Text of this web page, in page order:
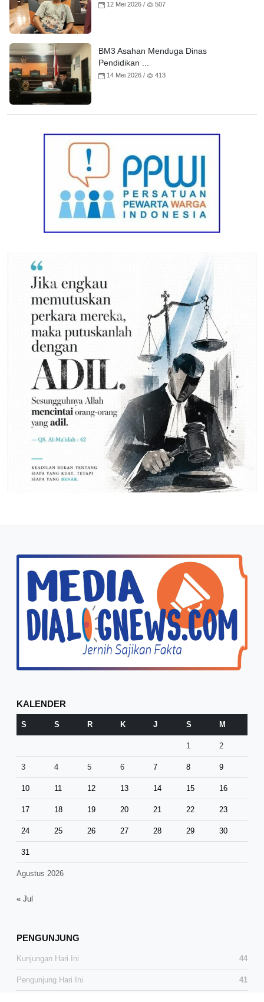
12 Mei 2026 / 507
BM3 Asahan Menduga Dinas
Pendidikan ...
14 Mei 2026 / 413
KALENDER
Agustus 2026
S S R K J S M
1 2
3 4 5 6 7 8 9
10 11 12 13 14 15 16
17 18 19 20 21 22 23
24 25 26 27 28 29 30
31
« Jul
PENGUNJUNG
Kunjungan Hari Ini 44
Pengunjung Hari Ini 41